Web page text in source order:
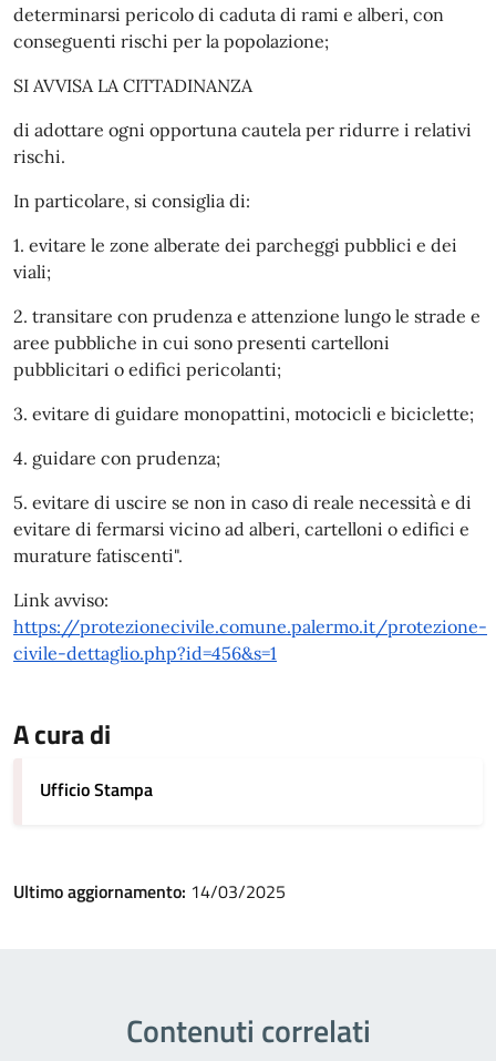
determinarsi pericolo di caduta di rami e alberi, con
conseguenti rischi per la popolazione;
SI AVVISA LA CITTADINANZA
di adottare ogni opportuna cautela per ridurre i relativi
rischi.
In particolare, si consiglia di:
1. evitare le zone alberate dei parcheggi pubblici e dei
viali;
2. transitare con prudenza e attenzione lungo le strade e
aree pubbliche in cui sono presenti cartelloni
pubblicitari o edifici pericolanti;
3. evitare di guidare monopattini, motocicli e biciclette;
4. guidare con prudenza;
5. evitare di uscire se non in caso di reale necessità e di
evitare di fermarsi vicino ad alberi, cartelloni o edifici e
murature fatiscenti".
Link avviso:
https://protezionecivile.comune.palermo.it/protezione-
civile-dettaglio.php?id=456&s=1
A cura di
Ufficio Stampa
Ultimo aggiornamento: 14/03/2025
Contenuti correlati